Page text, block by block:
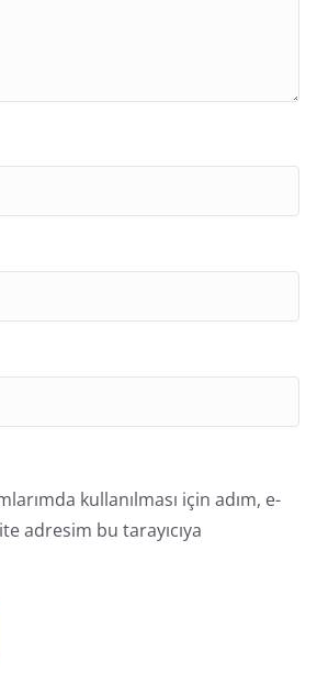
kullanılması için adım, e-
adresim bu tarayıcıya